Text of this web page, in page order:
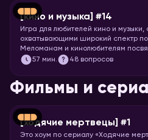
[кино и музыка] #14
Игра для любителей кино и музыки,
охватывающими широкий спектр
Меломанам и кинолюбителям
57 мин. 48 вопросов
Фильмы и
[ходячие мертвецы] #1
Это хоум по сериалу «Ходячие